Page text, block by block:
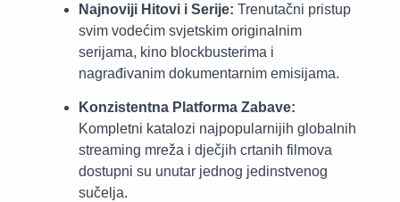
Najnoviji Hitovi i Serije: Trenutačni pristup
svim vodećim svjetskim originalnim
serijama, kino blockbusterima i
nagrađivanim dokumentarnim emisijama.
Konzistentna Platforma Zabave:
Kompletni katalozi najpopularnijih globalnih
streaming mreža i dječjih crtanih filmova
dostupni su unutar jednog jedinstvenog
sučelja.